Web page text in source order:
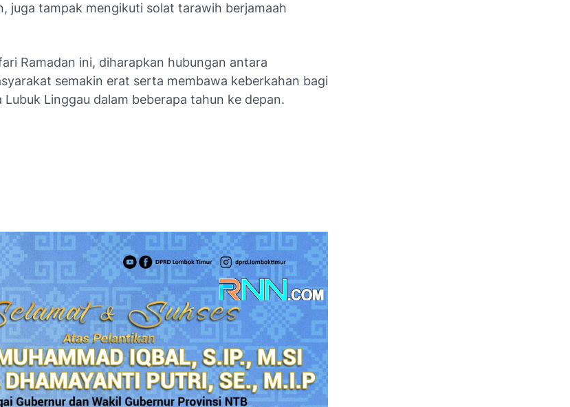
juga tampak mengikuti solat tarawih berjamaah
Ramadan ini, diharapkan hubungan antara
semakin erat serta membawa keberkahan bagi
Lubuk Linggau dalam beberapa tahun ke depan.